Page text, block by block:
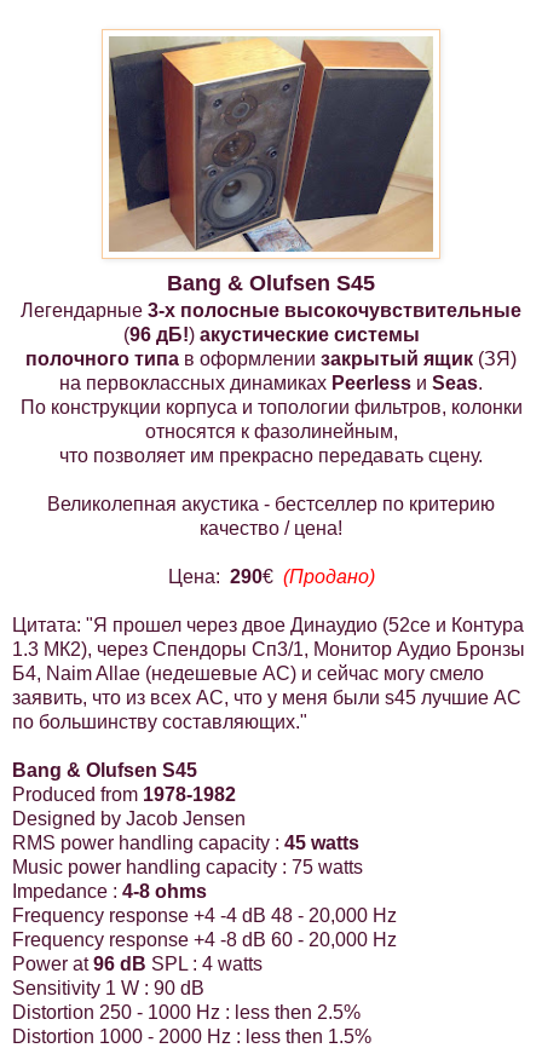
Bang & Olufsen S45
Легендарные 3-х полосные высокочувствительные
(96 дБ!) акустические системы
полочного типа в оформлении закрытый ящик (ЗЯ)
на первоклассных динамиках Peerless и Seas.
По конструкции корпуса и топологии фильтров, колонки
относятся к фазолинейным,
что позволяет им прекрасно передавать сцену.
Великолепная акустика - бестселлер по критерию
качество / цена!
Цена: 290€ (Продано)
Цитата: "Я прошел через двое Динаудио (52се и Контура
1.3 МК2), через Спендоры Сп3/1, Монитор Аудио Бронзы
Б4, Naim Allae (недешевые АС) и сейчас могу смело
заявить, что из всех АС, что у меня были s45 лучшие АС
по большинству составляющих."
Bang & Olufsen S45
Produced from 1978-1982
Designed by Jacob Jensen
RMS power handling capacity : 45 watts
Music power handling capacity : 75 watts
Impedance : 4-8 ohms
Frequency response +4 -4 dB 48 - 20,000 Hz
Frequency response +4 -8 dB 60 - 20,000 Hz
Power at96 dB SPL : 4 watts
Sensitivity 1 W : 90 dB
Distortion 250 - 1000 Hz : less then 2.5%
Distortion 1000 - 2000 Hz : less then 1.5%